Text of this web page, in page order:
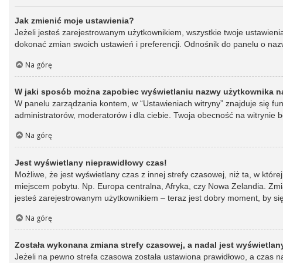
Jak zmienić moje ustawienia?
Jeżeli jesteś zarejestrowanym użytkownikiem, wszystkie twoje
dokonać zmian swoich ustawień i preferencji. Odnośnik do panelu o
Na górę
W jaki sposób można zapobiec wyświetlaniu nazwy użytkownika
W panelu zarządzania kontem, w “Ustawieniach witryny” znajduje się
administratorów, moderatorów i dla ciebie. Twoja obecność na witrynie
Na górę
Jest wyświetlany nieprawidłowy czas!
Możliwe, że jest wyświetlany czas z innej strefy czasowej, niż ta, w
miejscem pobytu. Np. Europa centralna, Afryka, czy Nowa Zelandia.
jesteś zarejestrowanym użytkownikiem – teraz jest dobry moment, by
Na górę
Została wykonana zmiana strefy czasowej, a nadal jest
Jeżeli na pewno strefa czasowa została ustawiona prawidłowo, a czas